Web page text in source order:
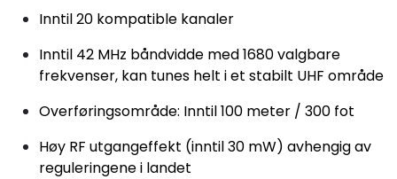
Inntil 20 kompatible kanaler
Inntil 42 MHz båndvidde med 1680 valgbare
frekvenser, kan tunes helt i et stabilt UHF område
Overføringsområde: Inntil 100 meter / 300 fot
Høy RF utgangeffekt (inntil 30 mW) avhengig av
reguleringene i landet